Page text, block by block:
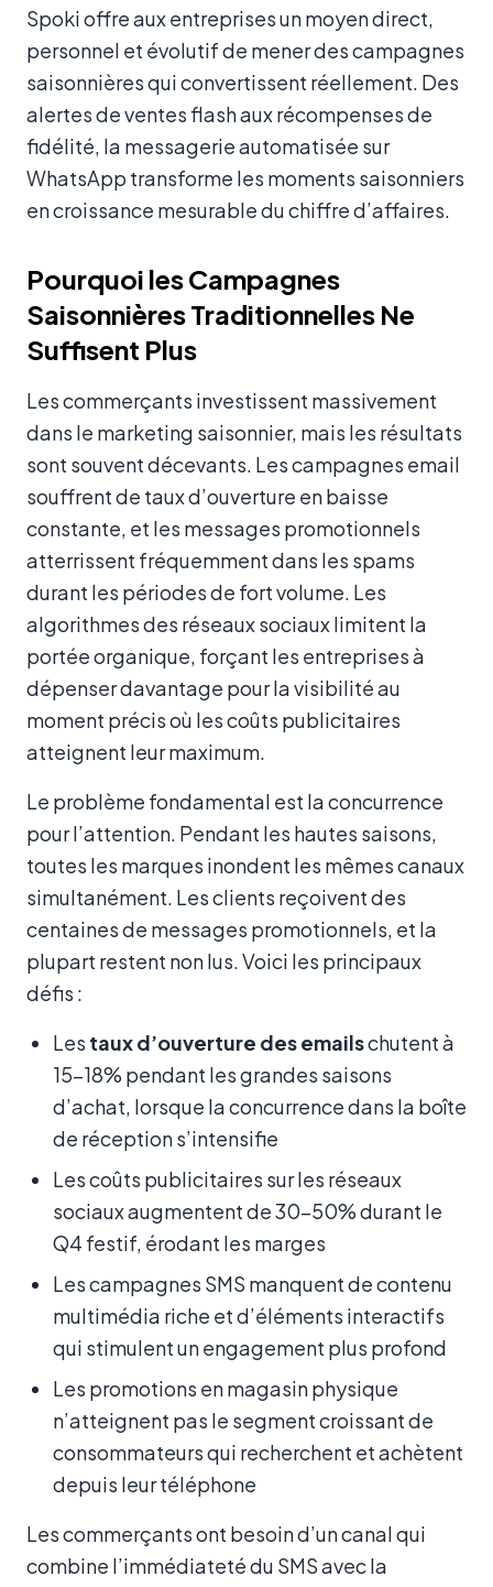
Spoki offre aux entreprises un moyen direct,
personnel et évolutif de mener des campagnes
saisonnières qui convertissent réellement. Des
alertes de ventes flash aux récompenses de
fidélité, la messagerie automatisée sur
WhatsApp transforme les moments saisonniers
en croissance mesurable du chiffre d’affaires.
Pourquoi les Campagnes
Saisonnières Traditionnelles Ne
Suffisent Plus
Les commerçants investissent massivement
dans le marketing saisonnier, mais les résultats
sont souvent décevants. Les campagnes email
souffrent de taux d’ouverture en baisse
constante, et les messages promotionnels
atterrissent fréquemment dans les spams
durant les périodes de fort volume. Les
algorithmes des réseaux sociaux limitent la
portée organique, forçant les entreprises à
dépenser davantage pour la visibilité au
moment précis où les coûts publicitaires
atteignent leur maximum.
Le problème fondamental est la concurrence
pour l’attention. Pendant les hautes saisons,
toutes les marques inondent les mêmes canaux
simultanément. Les clients reçoivent des
centaines de messages promotionnels, et la
plupart restent non lus. Voici les principaux
défis :
Les taux d’ouverture des emailschutent à
15–18% pendant les grandes saisons
d’achat, lorsque la concurrence dans la boîte
de réception s’intensifie
Les coûts publicitaires sur les réseaux
sociaux augmentent de 30–50% durant le
Q4 festif, érodant les marges
Les campagnes SMS manquent de contenu
multimédia riche et d’éléments interactifs
qui stimulent un engagement plus profond
Les promotions en magasin physique
n’atteignent pas le segment croissant de
consommateurs qui recherchent et achètent
depuis leur téléphone
Les commerçants ont besoin d’un canal qui
combine l’immédiateté du SMS avec la